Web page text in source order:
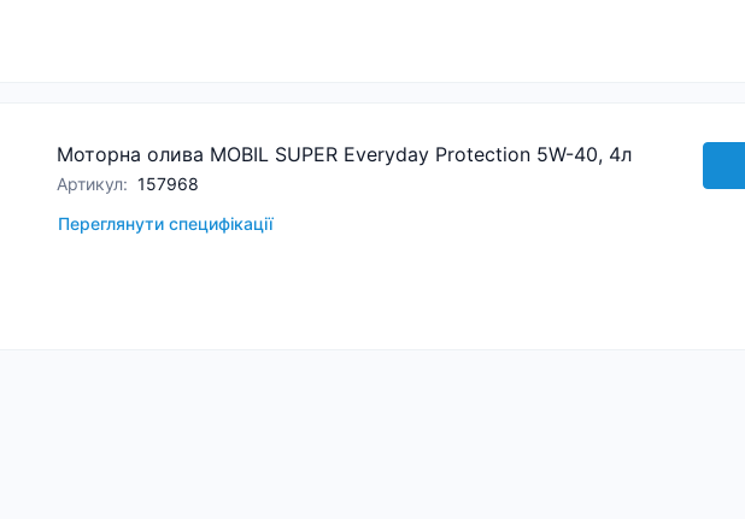
Моторна олива MOBIL SUPER Everyday Protection 5W-40, 4л
Артикул: 157968
Переглянути специфікації